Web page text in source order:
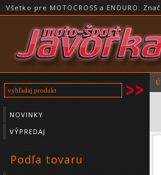
Všetko pre MOTOCROSS a ENDURO.
NOVINKY
VÝPREDAJ
Podľa tovaru